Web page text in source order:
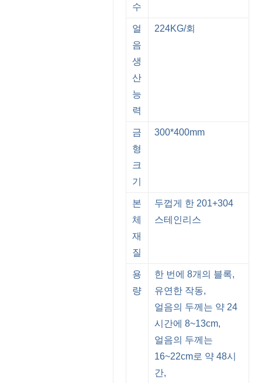
수
얼
음
생
산
능
력
224KG/회
금
형
크
기
300*400mm
본
체
재
질
두껍게 한 201+304
스테인리스
용
량
한 번에 8개의 블록,
유연한 작동,
얼음의 두께는 약 24
시간에 8~13cm,
얼음의 두께는
16~22cm로 약 48시
간,